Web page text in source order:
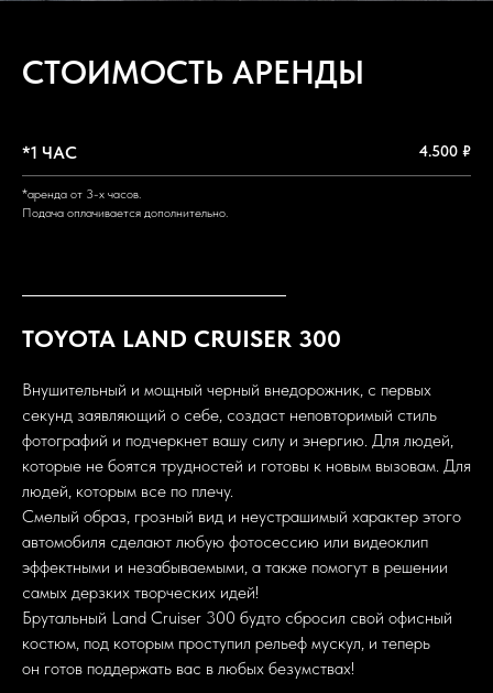
СТОИМОСТЬ АРЕНДЫ
*1 ЧАС 4.500 ₽
*аренда от 3-х часов.
Подача оплачивается дополнительно.
TOYOTA LAND CRUISER 300
Внушительный и мощный черный внедорожник, с первых
секунд заявляющий о себе, создаст неповторимый стиль
фотографий и подчеркнет вашу силу и энергию. Для людей,
которые не боятся трудностей и готовы к новым вызовам. Для
людей, которым все по плечу.
Смелый образ, грозный вид и неустрашимый характер этого
автомобиля сделают любую фотосессию или видеоклип
эффектными и незабываемыми, а также помогут в решении
самых дерзких творческих идей!
Брутальный Land Cruiser 300 будто сбросил свой офисный
костюм, под которым проступил рельеф мускул, и теперь
он готов поддержать вас в любых безумствах!